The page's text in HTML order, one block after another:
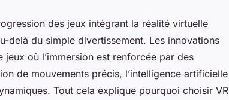
des jeux intégrant la réalité virtuelle
delà du simple divertissement. Les innovations
où l’immersion est renforcée par des
de mouvements précis, l’intelligence artificielle
Tout cela explique pourquoi choisir VR